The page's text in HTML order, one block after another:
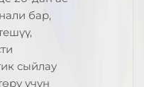
бар,
сыйлау
үчүн